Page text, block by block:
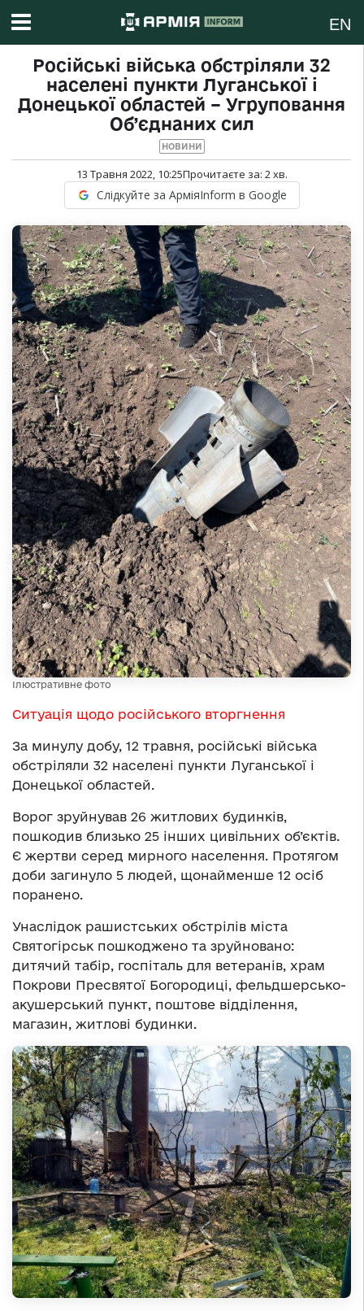
EN
Російські війська обстріляли 32
населені пункти Луганської і
Донецької областей – Угруповання
Об’єднаних сил
НОВИНИ
13 Травня 2022, 10:25Прочитаєте за: 2хв.
Слідкуйте за АрміяInform в Google
Ілюстративне фото
Ситуація щодо російського вторгнення
За минулу добу, 12 травня, російські війська
обстріляли 32 населені пункти Луганської і
Донецької областей.
Ворог зруйнував 26 житлових будинків,
пошкодив близько 25 інших цивільних об’єктів.
Є жертви серед мирного населення. Протягом
доби загинуло 5 людей, щонайменше 12 осіб
поранено.
Унаслідок рашистських обстрілів міста
Святогірськ пошкоджено та зруйновано:
дитячий табір, госпіталь для ветеранів, храм
Покрови Пресвятої Богородиці, фельдшерсько-
акушерський пункт, поштове відділення,
магазин, житлові будинки.